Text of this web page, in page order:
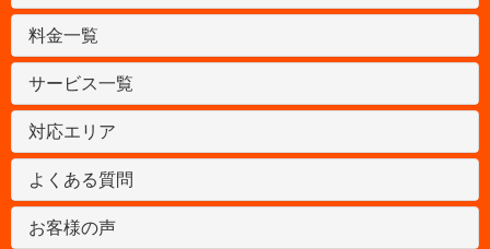
料金一覧
サービス一覧
対応エリア
よくある質問
お客様の声